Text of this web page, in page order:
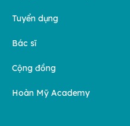
Tuyển dụng
Bác sĩ
Cộng đồng
Hoàn Mỹ Academy